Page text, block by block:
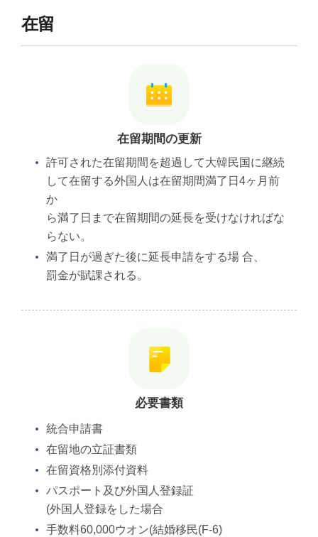
在留
在留期間の更新
許可された在留期間を超過して大韓民国に継続
して在留する外国人は在留期間満了日4ヶ月前
か
ら満了日まで在留期間の延長を受けなければな
らない。
満了日が過ぎた後に延長申請をする場 合、
罰金が賦課される。
必要書類
統合申請書
在留地の立証書類
在留資格別添付資料
パスポート及び外国人登録証
(外国人登録をした場合
手数料60,000ウオン(結婚移民(F-6)